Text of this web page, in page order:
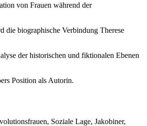
von Frauen während der
die biographische Verbindung Therese
der historischen und fiktionalen Ebenen
Position als Autorin.
Soziale Lage, Jakobiner,